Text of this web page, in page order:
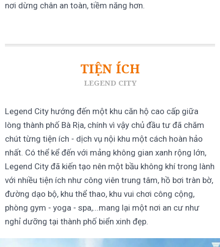
nơi dừng chân an toàn, tiềm năng hơn.
TIỆN ÍCH
LEGEND CITY
Legend City hướng đến một khu căn hộ cao cấp giữa
lòng thành phố Bà Rịa, chính vì vậy chủ đầu tư đã chăm
chút từng tiện ích - dịch vụ nội khu một cách hoàn hảo
nhất. Có thể kể đến với mảng không gian xanh rộng lớn,
Legend City đã kiến tạo nên một bầu không khí trong lành
với nhiều tiện ích như công viên trung tâm, hồ bơi tràn bờ,
đường dạo bộ, khu thể thao, khu vui chơi công cộng,
phòng gym - yoga - spa,...mang lại một nơi an cư như
nghỉ dưỡng tại thành phố biển xinh đẹp.